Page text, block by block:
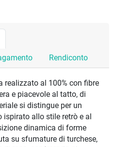
Rendiconto
realizzato al 100% con fibre
e piacevole al tatto, di
si distingue per un
allo stile retrò e al
dinamica di forme
su sfumature di turchese,